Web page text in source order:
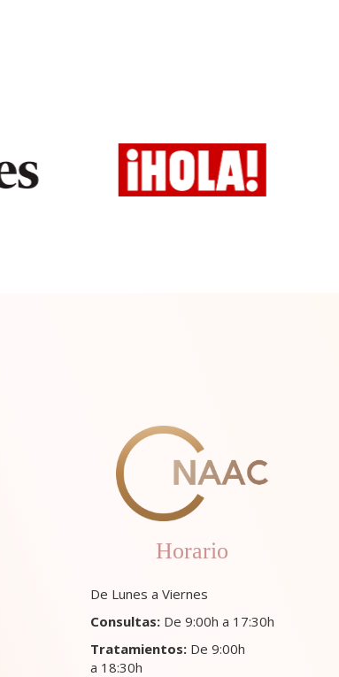
Horario
De Lunes a Viernes
Consultas: De 9:00h a 17:30h
Tratamientos: De 9:00h
a 18:30h